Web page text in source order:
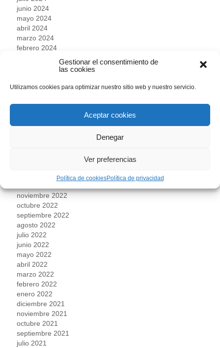
Gestionar el consentimiento de
las cookies
Utilizamos cookies para optimizar nuestro sitio web y nuestro servicio.
Aceptar cookies
Denegar
Ver preferencias
Política de cookiesPolítica de privacidad
junio 2024
mayo 2024
abril 2024
marzo 2024
febrero 2024
diciembre 2023
octubre 2023
agosto 2023
junio 2023
noviembre 2022
octubre 2022
septiembre 2022
agosto 2022
julio 2022
junio 2022
mayo 2022
abril 2022
marzo 2022
febrero 2022
enero 2022
diciembre 2021
noviembre 2021
octubre 2021
septiembre 2021
julio 2021